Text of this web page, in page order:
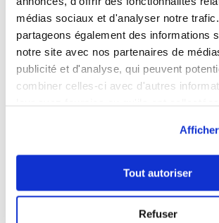
médias sociaux et d'analyser notre
partageons également des informations
notre site avec nos partenaires de
publicité et d'analyse, qui peuvent
combiner celles-ci avec d'autres
Tout autoriser
Refuser
fouet les œufs avec le
que le mélange
2
Incorporez le yaourt,
colorant.
Incorporez la levure et
4
et placez votre moule
plaque perforée